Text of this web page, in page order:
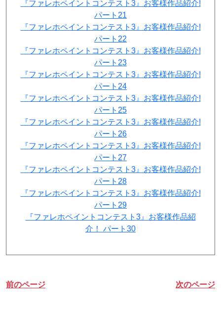
『ファレホペイントコンテスト3』お客様作品紹介!
パート21
『ファレホペイントコンテスト3』お客様作品紹介!
パート22
『ファレホペイントコンテスト3』お客様作品紹介!
パート23
『ファレホペイントコンテスト3』お客様作品紹介!
パート24
『ファレホペイントコンテスト3』お客様作品紹介!
パート25
『ファレホペイントコンテスト3』お客様作品紹介!
パート26
『ファレホペイントコンテスト3』お客様作品紹介!
パート27
『ファレホペイントコンテスト3』お客様作品紹介!
パート28
『ファレホペイントコンテスト3』お客様作品紹介!
パート29
『ファレホペイントコンテスト3』お客様作品紹
介！ パート30
前のページ 次のページ